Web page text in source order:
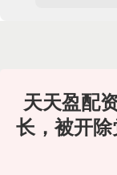
天天盈配
长，被开